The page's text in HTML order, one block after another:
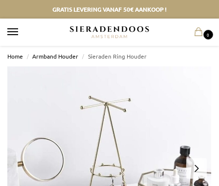
GRATIS LEVERING VANAF 50€ AANKOOP !
0
Home / Armband Houder / Sieraden Ring Houder